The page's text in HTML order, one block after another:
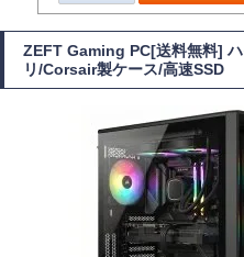
ZEFT Gaming PC[送料無料]
リ/Corsair製ケース/高速SSD